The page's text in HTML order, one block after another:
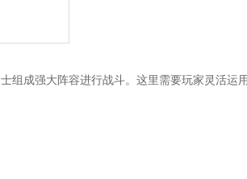
组成强大阵容进行战斗。这里需要玩家灵活运